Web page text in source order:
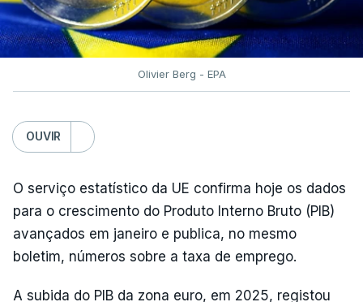
Olivier Berg - EPA
OUVIR
O serviço estatístico da UE confirma hoje os dados
para o crescimento do Produto Interno Bruto (PIB)
avançados em janeiro e publica, no mesmo
boletim, números sobre a taxa de emprego.
A subida do PIB da zona euro, em 2025, registou